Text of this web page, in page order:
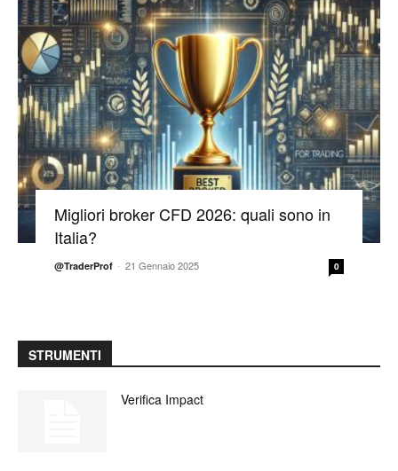
Migliori broker CFD 2026: quali sono in
Italia?
@TraderProf - 21 Gennaio 2025 0
STRUMENTI
Verifica Impact